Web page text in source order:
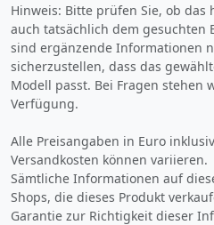
Bezahlarten
Zum
Produktinformationen
Hinweis: Bitte prüfen Sie, ob
auch tatsächlich dem gesuchten
sind ergänzende Informationen
sicherzustellen, dass das
Modell passt. Bei Fragen stehen
Verfügung.
Alle Preisangaben in Euro
Versandkosten können variieren.
Sämtliche Informationen auf
Shops, die dieses Produkt
Garantie zur Richtigkeit dieser